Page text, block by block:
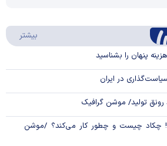
Video
بیشتر
در ایران
رونق تولید/ موشن گرافیک
چکاد چیست و چطور کار می‌کند؟ /موشن